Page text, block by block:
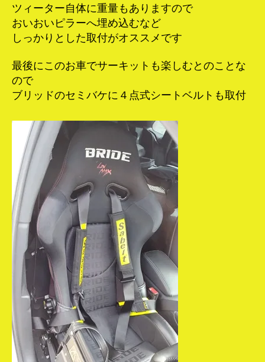
ツィーター自体に重量もありますので
おいおいピラーへ埋め込むなど
しっかりとした取付がオススメです
最後にこのお車でサーキットも楽しむとのことな
ので
ブリッドのセミバケに４点式シートベルトも取付